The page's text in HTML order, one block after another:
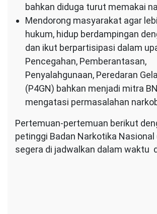
bahkan diduga turut memakai
Mendorong masyarakat agar
hukum, hidup berdampingan
dan ikut berpartisipasi dalam
Pencegahan, Pemberantasan,
Penyalahgunaan, Peredaran
(P4GN) bahkan menjadi mitra
mengatasi permasalahan
Pertemuan-pertemuan berikut
petinggi Badan Narkotika Nasional
segera di jadwalkan dalam waktu